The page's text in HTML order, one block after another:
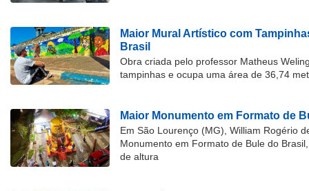
Maior Mural Artístico com
Brasil
Obra criada pelo professor Matheus
tampinhas e ocupa uma área de 36,74
Maior Monumento em Formato de
Em São Lourenço (MG), William Rogério
Monumento em Formato de Bule do
de altura